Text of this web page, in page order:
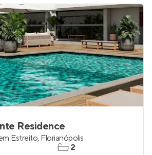
Residence
Estreito, Florianópolis
2